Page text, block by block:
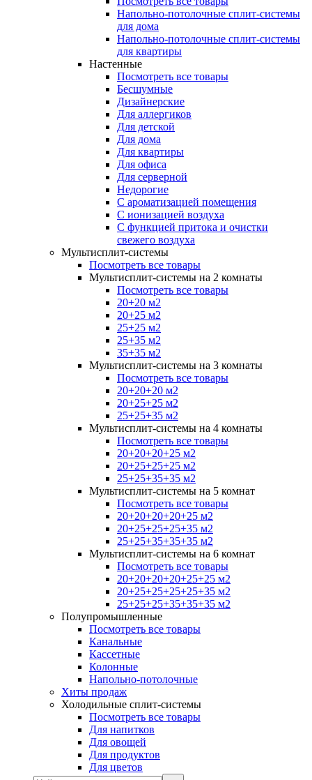
Напольно-потолочные сплит-системы
для дома
Напольно-потолочные сплит-системы
для квартиры
Настенные
Посмотреть все товары
Бесшумные
Дизайнерские
Для аллергиков
Для детской
Для дома
Для квартиры
Для офиса
Для серверной
Недорогие
С ароматизацией помещения
С ионизацией воздуха
С функцией притока и очистки
свежего воздуха
Мультисплит-системы
Посмотреть все товары
Мультисплит-системы на 2 комнаты
Посмотреть все товары
20+20 м2
20+25 м2
25+25 м2
25+35 м2
35+35 м2
Мультисплит-системы на 3 комнаты
Посмотреть все товары
20+20+20 м2
20+25+25 м2
25+25+35 м2
Мультисплит-системы на 4 комнаты
Посмотреть все товары
20+20+20+25 м2
20+25+25+25 м2
25+25+35+35 м2
Мультисплит-системы на 5 комнат
Посмотреть все товары
20+20+20+20+25 м2
20+25+25+25+35 м2
25+25+35+35+35 м2
Мультисплит-системы на 6 комнат
Посмотреть все товары
20+20+20+20+25+25 м2
20+25+25+25+25+35 м2
25+25+25+35+35+35 м2
Полупромышленные
Посмотреть все товары
Канальные
Кассетные
Колонные
Напольно-потолочные
Хиты продаж
Холодильные сплит-системы
Посмотреть все товары
Для напитков
Для овощей
Для продуктов
Для цветов